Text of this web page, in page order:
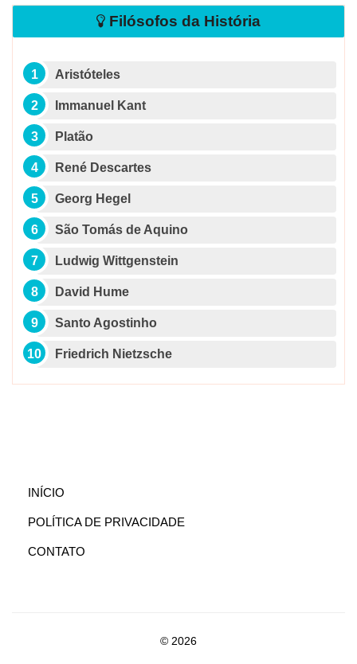
Filósofos da História
Aristóteles
Immanuel Kant
Platão
René Descartes
Georg Hegel
São Tomás de Aquino
Ludwig Wittgenstein
David Hume
Santo Agostinho
Friedrich Nietzsche
INÍCIO
POLÍTICA DE PRIVACIDADE
CONTATO
© 2026